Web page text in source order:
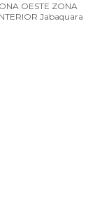
OESTE ZONA
Jabaquara